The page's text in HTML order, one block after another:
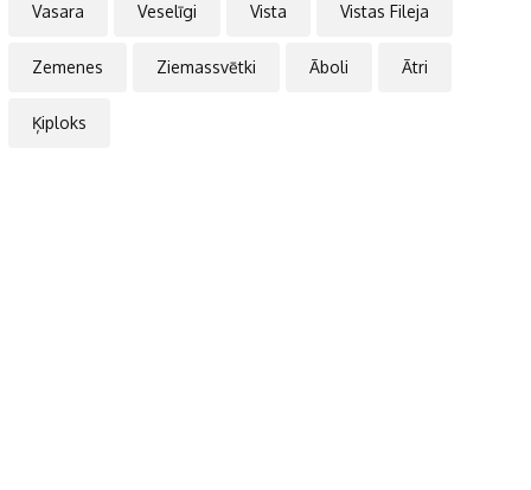
Vasara Veselīgi Vista Vistas Fileja
Zemenes Ziemassvētki Āboli Ātri
Ķiploks